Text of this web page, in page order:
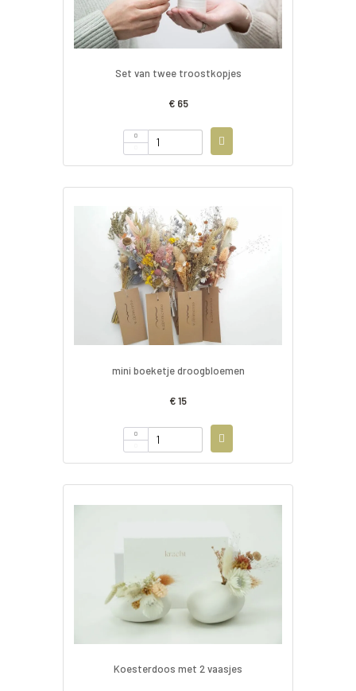
Set van twee troostkopjes
€ 65
mini boeketje droogbloemen
€ 15
Koesterdoos met 2 vaasjes